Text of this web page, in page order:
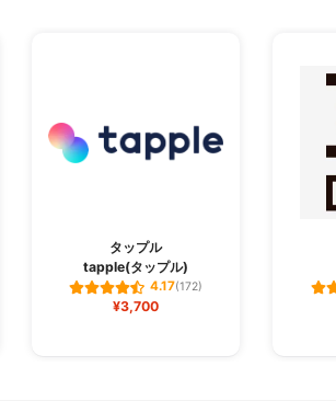
タップル
tapple(タップル)
4.17(172)
¥3,700